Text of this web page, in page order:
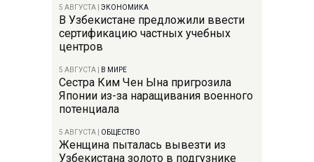
5 АВГУСТА ЭКОНОМИКА
В Узбекистане предложили ввести
сертификацию частных учебных
центров
5 АВГУСТА В МИРЕ
Сестра Ким Чен Ына пригрозила
Японии из-за наращивания военного
потенциала
5 АВГУСТА ОБЩЕСТВО
Женщина пыталась вывезти из
Узбекистана золото в подгузнике